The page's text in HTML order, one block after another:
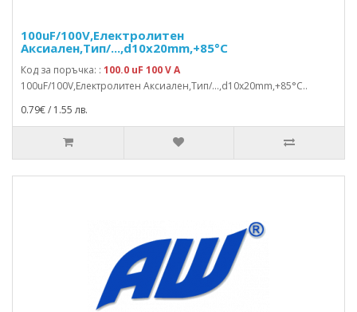
100uF/100V,Електролитен
Аксиален,Тип/...,d10x20mm,+85°C
Код за поръчка: : 100.0 uF 100 V A
100uF/100V,Електролитен Аксиален,Тип/...,d10x20mm,+85°C..
0.79€ / 1.55 лв.